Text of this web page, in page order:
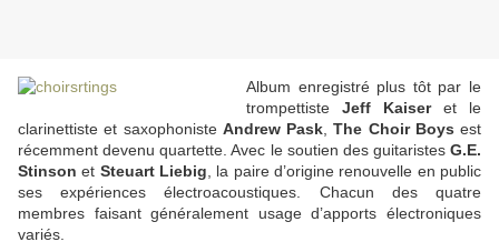
Album enregistré plus tôt par le
trompettiste Jeff Kaiseret le
clarinettiste et saxophoniste Andrew Pask ,The Choir Boys est
récemment devenu quartette. Avec le soutien des guitaristesG.E.
Stinson et Steuart Liebig , la paire d’origine renouvelle en public
ses expériences électroacoustiques. Chacun des quatre
membres faisant généralement usage d’apports électroniques
variés.